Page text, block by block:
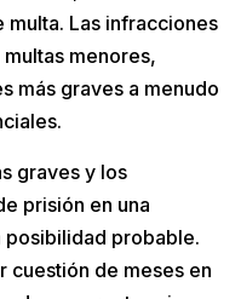
Las infracciones
menores,
más graves a menudo
graves y los
prisión en una
posibilidad probable.
cuestión de meses en